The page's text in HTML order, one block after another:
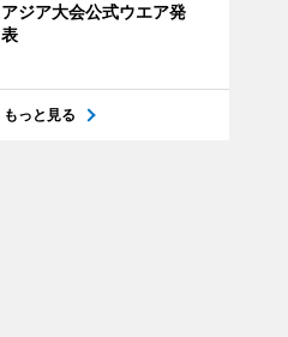
アジア大会公式ウエア発
表
もっと見る